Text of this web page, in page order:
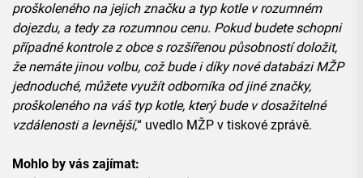
proškoleného na jejich značku a typ kotle v rozumném
dojezdu, a tedy za rozumnou cenu. Pokud budete schopni
případné kontrole z obce s rozšířenou působností doložit,
že nemáte jinou volbu, což bude i díky nové databázi MŽP
jednoduché, můžete využít odborníka od jiné značky,
proškoleného na váš typ kotle, který bude v dosažitelné
vzdálenosti a levnější,“ uvedlo MŽP v tiskové zprávě.
Mohlo by vás zajímat: